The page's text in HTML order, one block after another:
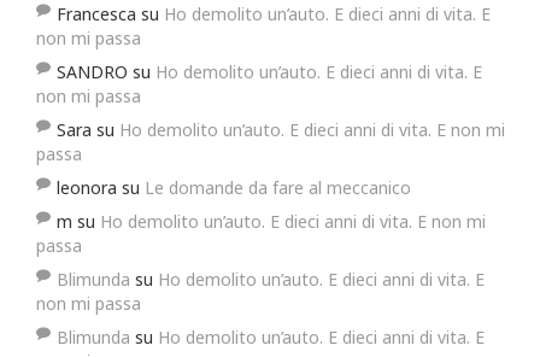
Francesca su Ho demolito un’auto. E dieci anni di vita. E
non mi passa
SANDRO su Ho demolito un’auto. E dieci anni di vita. E
non mi passa
Sara su Ho demolito un’auto. E dieci anni di vita. E non mi
passa
leonora su Le domande da fare al meccanico
m su Ho demolito un’auto. E dieci anni di vita. E non mi
passa
Blimunda su Ho demolito un’auto. E dieci anni di vita. E
non mi passa
Blimunda su Ho demolito un’auto. E dieci anni di vita. E